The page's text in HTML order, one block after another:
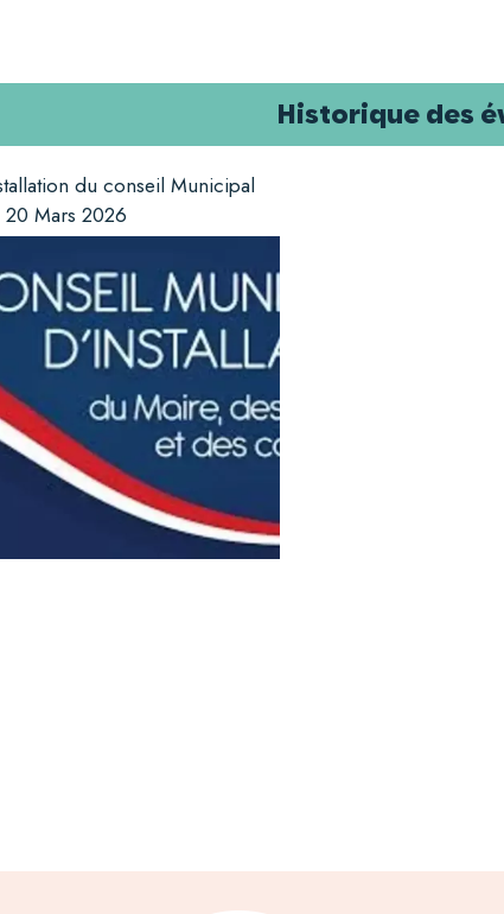
Historique des
du conseil Municipal
20 Mars 2026